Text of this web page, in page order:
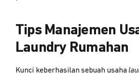
Tips Manajemen
Laundry Rumahan
Kunci keberhasilan sebuah usaha